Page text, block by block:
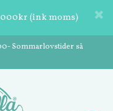
(ink moms)
Sommarlovstider så